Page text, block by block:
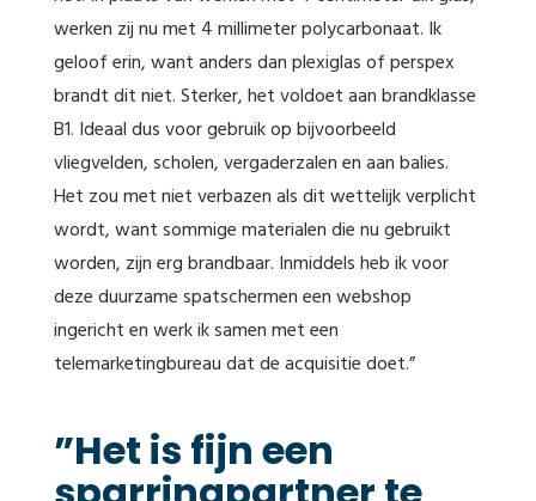
werken zij nu met 4 millimeter polycarbonaat. Ik
geloof erin, want anders dan plexiglas of perspex
brandt dit niet. Sterker, het voldoet aan brandklasse
B1. Ideaal dus voor gebruik op bijvoorbeeld
vliegvelden, scholen, vergaderzalen en aan balies.
Het zou met niet verbazen als dit wettelijk verplicht
wordt, want sommige materialen die nu gebruikt
worden, zijn erg brandbaar. Inmiddels heb ik voor
deze duurzame spatschermen een webshop
ingericht en werk ik samen met een
telemarketingbureau dat de acquisitie doet.”
”Het is fijn een